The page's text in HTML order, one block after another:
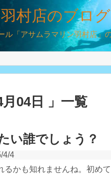
村店のブログ
「アサムラマリン羽村店」
月04日 」一覧
い誰でしょう？
4/4
るかも知れませんね。初め